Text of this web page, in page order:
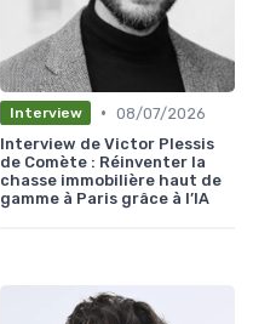
Interview • 08/07/2026
Interview de Victor Plessis
de Comète : Réinventer la
chasse immobilière haut de
gamme à Paris grâce à l’IA